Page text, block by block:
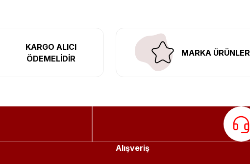
KARGO ALICI
ÖDEMELİDİR
MARKA ÜRÜNLER
Alışveriş